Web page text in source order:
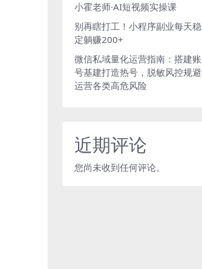
小霍老师·AI短视频实操课
别再瞎打工！小程序副业每天稳
定躺赚200+
微信私域量化运营指南：搭建账
号基建打造热号，脱敏风控规避
运营各类高危风险
近期评论
您尚未收到任何评论。